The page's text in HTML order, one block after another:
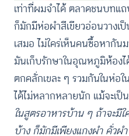
เท่าที่ผมจำได้ ตลาดชนบทแ
ก็มักมีห่อผำสีเขียวอ่อนวางเ
เสมอ ไม่ใคร่เห็นคนซื้อหากัน
มันเก็บรักษาในอุณหภูมิห้อง
ตกคลั่กเขละ ๆ รวมกันในห่อ
ได้ไม่หลากหลายนัก แม้จะเป็
ในสูตรอาหารบ้าน ๆ ถ้าจะมี
บ้าง ก็มักมีเพียงแกงผำ คั่วผ